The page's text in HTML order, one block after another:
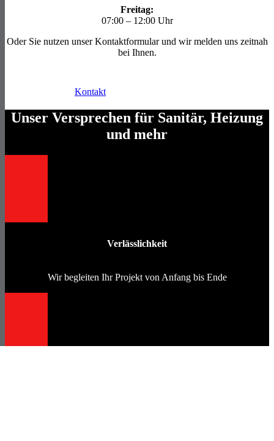
Freitag:
07:00 – 12:00 Uhr
Oder Sie nutzen unser Kontaktformular und wir melden uns zeitnah
bei Ihnen.
Kontakt
Unser Versprechen für Sanitär, Heizung
und mehr
Verlässlichkeit
Wir begleiten Ihr Projekt von Anfang bis Ende